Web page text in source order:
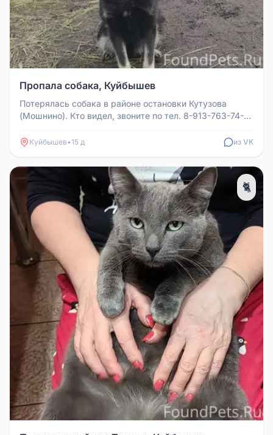
Пропала собака, Куйбышев
Потерялась собака в районе остановки Кутузова
(Мошнино). Кто видел, звоните по тел. 8-913-763-74-
Куйбышев•15 д из VK
🐈